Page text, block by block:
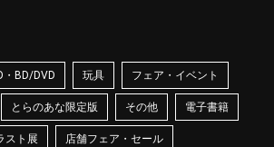
・BD/DVD 玩具 フェア・イベント
とらのあな限定版 その他 電子書籍
スト展 店舗フェア・セール